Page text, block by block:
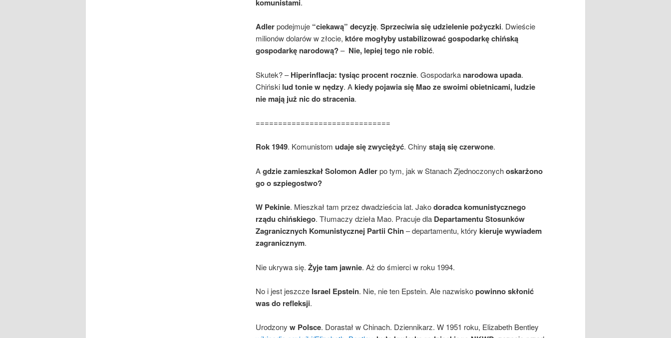
komunistami.
Adlerpodejmuje “ciekawą” decyzję. Sprzeciwia się udzielenie pożyczki. Dwieście
milionów dolarów w złocie, które mogłyby ustabilizować gospodarkę chińską
gospodarkę narodową?– Nie, lepiej tego nie robić.
Skutek? –Hiperinflacja: tysiąc procent rocznie. Gospodarka narodowa upada.
Chiński lud tonie w nędzy. Akiedy pojawia się Mao ze swoimi obietnicami, ludzie
nie mają już nic do stracenia.
==============================
Rok 1949. Komunistom udaje się zwyciężyć. Chiny stają się czerwone.
Agdzie zamieszkał Solomon Adlerpo tym, jak w Stanach Zjednoczonychoskarżono
go o szpiegostwo?
W Pekinie. Mieszkał tam przez dwadzieścia lat. Jakodoradca komunistycznego
rządu chińskiego. Tłumaczy dzieła Mao. Pracuje dla Departamentu Stosunków
Zagranicznych Komunistycznej Partii Chin– departamentu, który kieruje wywiadem
zagranicznym.
Nie ukrywa się. Żyje tam jawnie. Aż do śmierci w roku 1994.
No i jest jeszcze Israel Epstein. Nie, nie ten Epstein. Ale nazwiskopowinno skłonić
was do refleksji.
Urodzony w Polsce. Dorastał w Chinach. Dziennikarz. W 1951 roku, Elizabeth Bentley